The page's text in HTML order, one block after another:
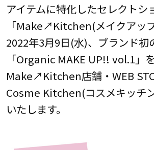
アイテムに特化したセレクトシ
「Make↗Kitchen(メイクアッ
2022年3月9日(水)、ブランド初
「Organic MAKE UP!! vol.1」を
Make↗Kitchen店舗・WEB
Cosme Kitchen(コスメキッチ
いたします。